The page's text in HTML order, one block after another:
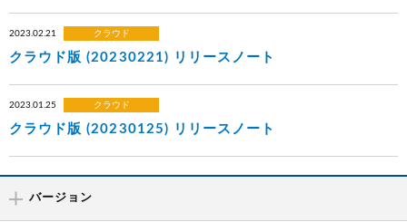
2023.02.21 クラウド
クラウド版 (20230221) リリースノート
2023.01.25 クラウド
クラウド版 (20230125) リリースノート
バージョン